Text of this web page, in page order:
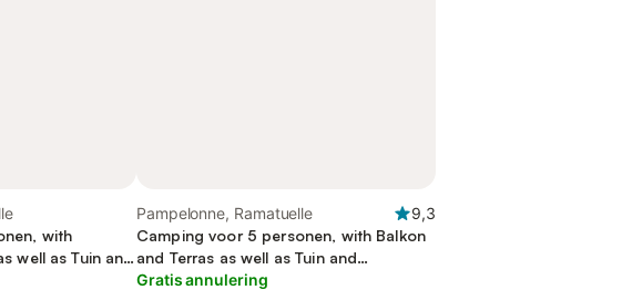
with
well as Tuin and
Pampelonne, Ramatuelle
9,3
Camping voor 5 personen, with Balkon
and Terras as well as Tuin and
Zwembad
Gratis annulering